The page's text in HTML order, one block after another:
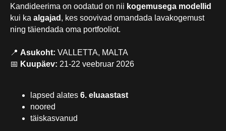
Kandideerima on oodatud on nii kogemusega modellid
kui ka algajad , kes soovivad omandada lavakogemust
ning täiendada oma portfooliot.
📍 Asukoht: VALLETTA, MALTA
📅 Kuupäev: 21-22 veebruar 2026
lapsed alates 6. eluaastast
noored
täiskasvanud